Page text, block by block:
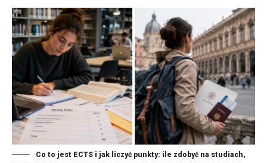
Co to jest ECTS i jak liczyć punkty: ile zdobyć na studiach,